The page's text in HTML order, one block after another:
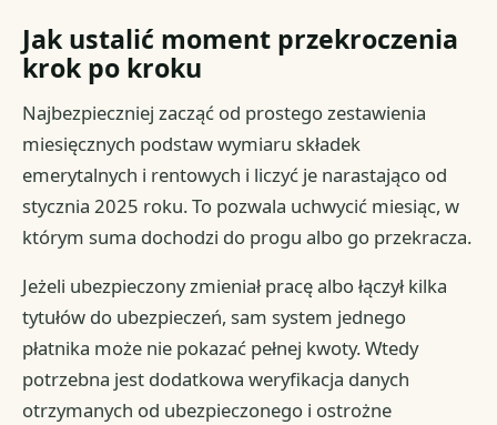
Jak ustalić moment przekroczenia
krok po kroku
Najbezpieczniej zacząć od prostego zestawienia
miesięcznych podstaw wymiaru składek
emerytalnych i rentowych i liczyć je narastająco od
stycznia 2025 roku. To pozwala uchwycić miesiąc, w
którym suma dochodzi do progu albo go przekracza.
Jeżeli ubezpieczony zmieniał pracę albo łączył kilka
tytułów do ubezpieczeń, sam system jednego
płatnika może nie pokazać pełnej kwoty. Wtedy
potrzebna jest dodatkowa weryfikacja danych
otrzymanych od ubezpieczonego i ostrożne